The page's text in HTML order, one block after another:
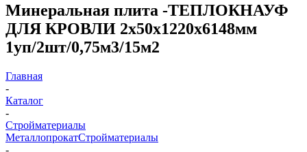
Минеральная плита -ТЕПЛОКНАУФ
ДЛЯ КРОВЛИ 2х50х1220х6148мм
1уп/2шт/0,75м3/15м2
Главная
-
Каталог
-
Стройматериалы
МеталлопрокатСтройматериалы
-